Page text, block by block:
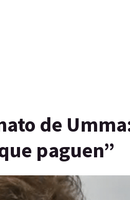
de
paguen”